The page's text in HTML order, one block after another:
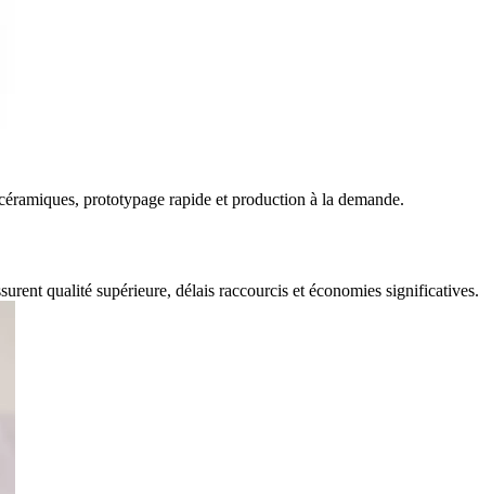
prototypage rapide et production à la demande.
qualité supérieure, délais raccourcis et économies significatives.